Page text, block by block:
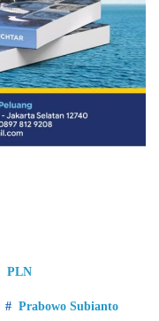
PLN
Prabowo Subianto